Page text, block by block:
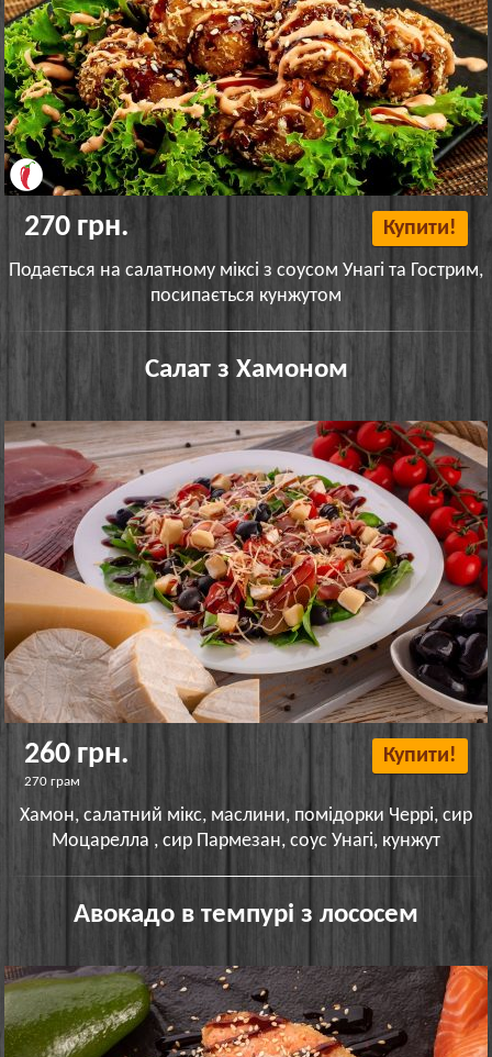
270 грн. Купити!
Подається на салатному міксі з соусом Унагі та Гострим,
посипається кунжутом
Салат з Хамоном
260 грн.
270 грам
Купити!
Хамон, салатний мікс, маслини, помідорки Черрі, сир
Моцарелла , сир Пармезан, соус Унагі, кунжут
Авокадо в темпурі з лососем